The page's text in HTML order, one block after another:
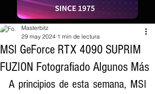
MSI GeForce RTX 4090 SUPRIM
FUZION Fotografiado Algunos Más
Masterbitz
29 may 2024 1 min de lectura
A principios de esta semana, MSI